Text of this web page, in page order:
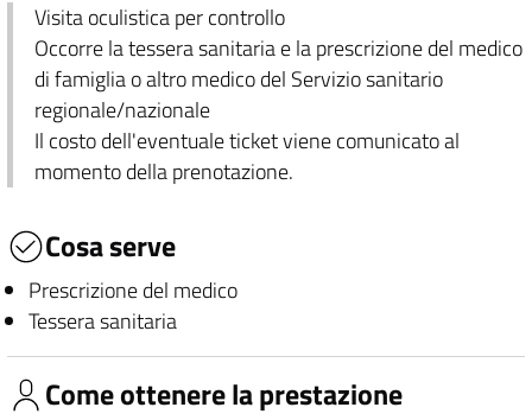
Visita oculistica per controllo
Occorre la tessera sanitaria e la prescrizione del medico
di famiglia o altro medico del Servizio sanitario
regionale/nazionale
Il costo dell'eventuale ticket viene comunicato al
momento della prenotazione.
Cosa serve
Prescrizione del medico
Tessera sanitaria
Come ottenere la prestazione